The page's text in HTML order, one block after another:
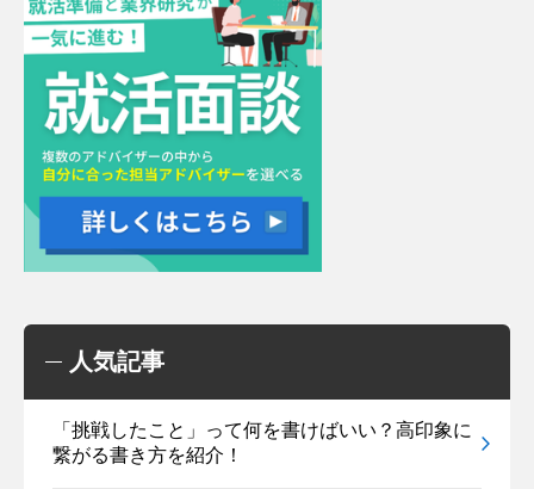
人気記事
「挑戦したこと」って何を書けばいい？高印象に
繋がる書き方を紹介！